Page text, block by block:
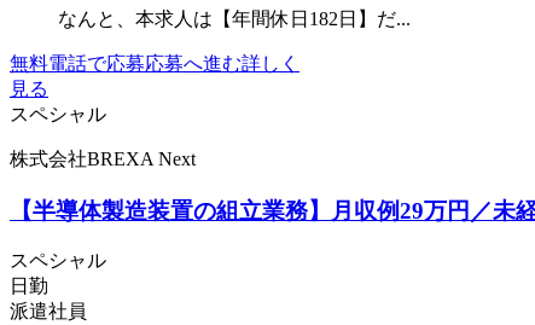
なんと、本求人は【年間休日182日】だ...
無料電話で応募応募へ進む詳しく
見る
スペシャル
株式会社BREXA Next
【半導体製造装置の組立業務】月収例29万円／
スペシャル
日勤
派遣社員